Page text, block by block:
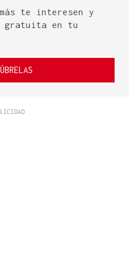
te interesen y
gratuita en tu